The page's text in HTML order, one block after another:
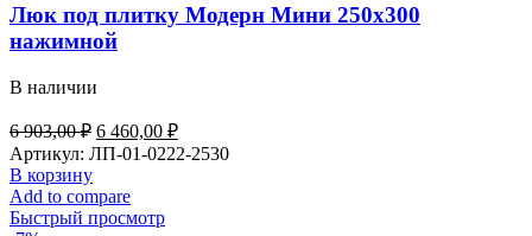
Люк под плитку Модерн Мини 250х300
нажимной
В наличии
6 903,00₽ 6 460,00 ₽
Артикул: ЛП-01-0222-2530
В корзину
Add to compare
Быстрый просмотр